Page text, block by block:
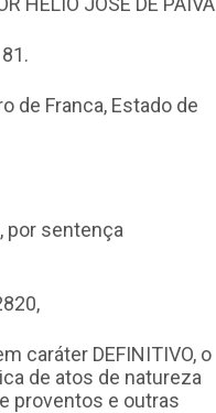
de Franca, Estado de
por sentença
caráter DEFINITIVO, o
de atos de natureza
proventos e outras